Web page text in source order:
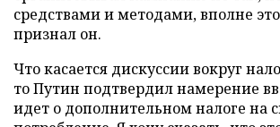
средствами и методами, вполне
признал он.
Что касается дискуссии вокруг
то Путин подтвердил намерение
идет о дополнительном налоге на